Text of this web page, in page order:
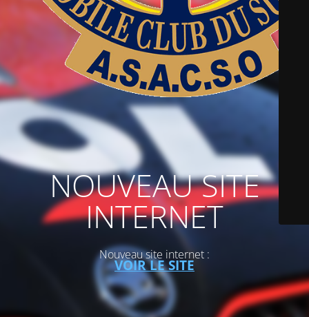
NOUVEAU SITE
INTERNET
Nouveau site internet :
VOIR LE SITE